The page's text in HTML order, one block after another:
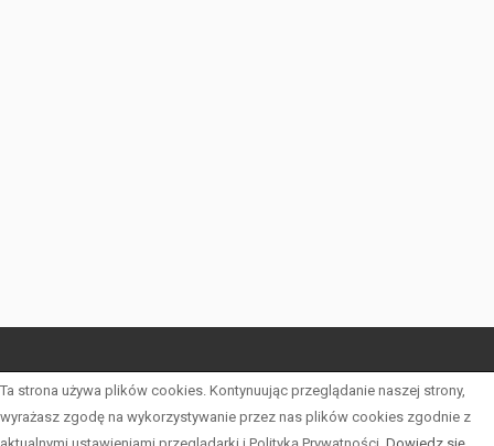
LISTA OFERT
Ta strona używa plików cookies. Kontynuując przeglądanie naszej strony,
wyrażasz zgodę na wykorzystywanie przez nas plików cookies zgodnie z